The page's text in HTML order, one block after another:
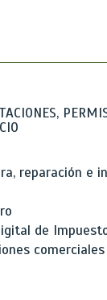
reparación e
de
comerciales